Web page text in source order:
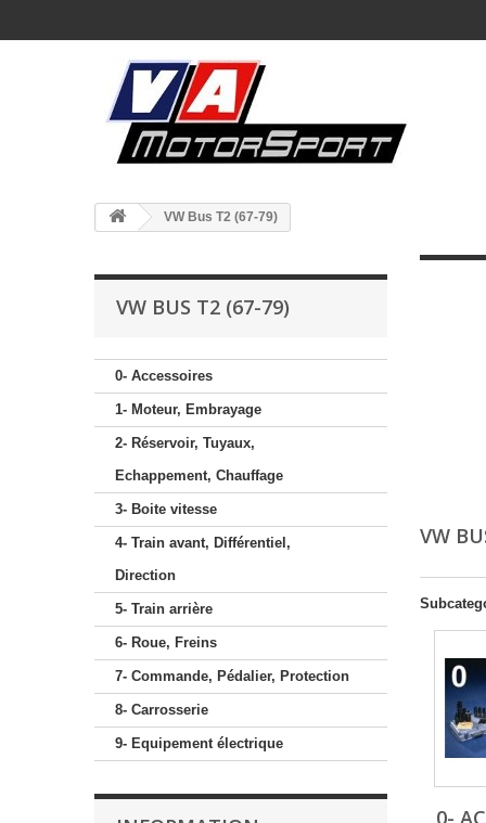
VW Bus T2 (67-79)
VW BUS T2 (67-79)
0- Accessoires
1- Moteur, Embrayage
2- Réservoir, Tuyaux,
Echappement, Chauffage
3- Boite vitesse
4- Train avant, Différentiel,
Direction
5- Train arrière
6- Roue, Freins
7- Commande, Pédalier, Protection
8- Carrosserie
9- Equipement électrique
VW
0-